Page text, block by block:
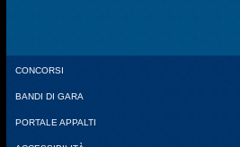
CONCORSI
BANDI DI GARA
PORTALE APPALTI